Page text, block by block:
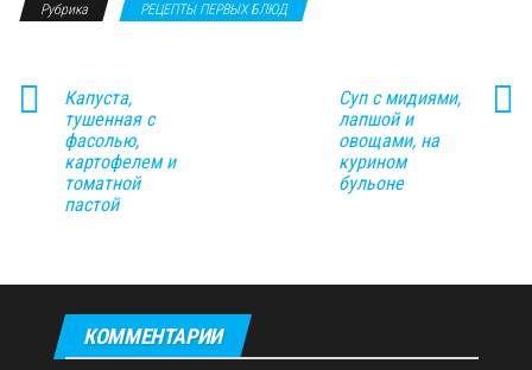
Рубрика РЕЦЕПТЫ ПЕРВЫХ БЛЮД
Капуста,
тушенная с
фасолью,
картофелем и
томатной
пастой
Суп с мидиями,
лапшой и
овощами, на
курином
бульоне
КОММЕНТАРИИ